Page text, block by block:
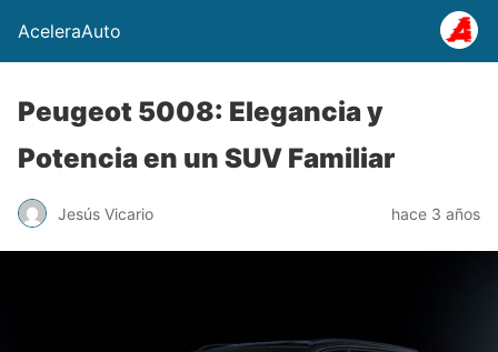
AceleraAuto
Peugeot 5008: Elegancia y
Potencia en un SUV Familiar
Jesús Vicario hace 3 años